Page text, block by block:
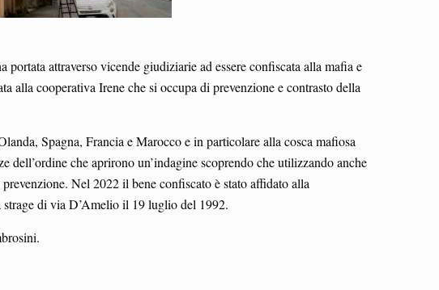
attraverso vicende giudiziarie ad essere confiscata alla mafia e
alla cooperativa Irene che si occupa di prevenzione e contrasto della
Spagna, Francia e Marocco e in particolare alla cosca mafiosa
che aprirono un’indagine scoprendo che utilizzando anche
Nel 2022 il bene confiscato è stato affidato alla
di via D’Amelio il 19 luglio del 1992.